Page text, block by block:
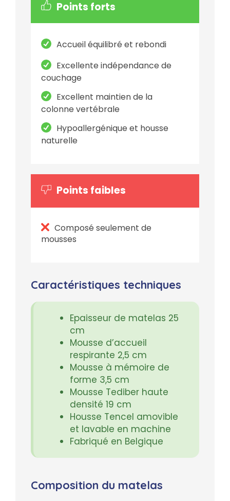
Points forts
Accueil équilibré et rebondi
Excellente indépendance de
couchage
Excellent maintien de la
colonne vertébrale
Hypoallergénique et housse
naturelle
Points faibles
Composé seulement de
mousses
Caractéristiques techniques
Epaisseur de matelas 25
cm
Mousse d’accueil
respirante 2,5 cm
Mousse à mémoire de
forme 3,5 cm
Mousse Tediber haute
densité 19 cm
Housse Tencel amovible
et lavable en machine
Fabriqué en Belgique
Composition du matelas